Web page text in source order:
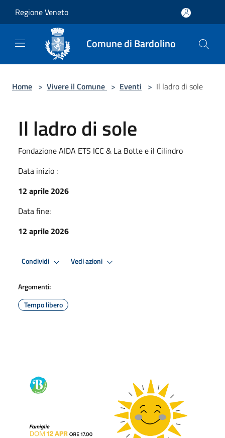
Regione Veneto
Comune di Bardolino
Home > Vivere il Comune > Eventi > Il ladro di sole
Il ladro di sole
Fondazione AIDA ETS ICC & La Botte e il Cilindro
Data inizio :
12 aprile 2026
Data fine:
12 aprile 2026
Condividi Vedi azioni
Argomenti:
Tempo libero